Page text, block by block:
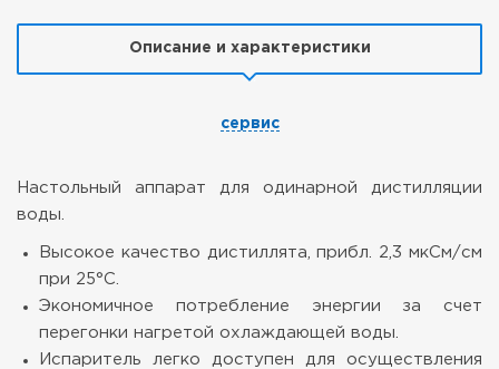
Описание и характеристики
сервис
Настольный аппарат для одинарной дистилляции
воды.
Высокое качество дистиллята, прибл. 2,3 мкСм/см
при 25°C.
Экономичное потребление энергии за счет
перегонки нагретой охлаждающей воды.
Испаритель легко доступен для осуществления